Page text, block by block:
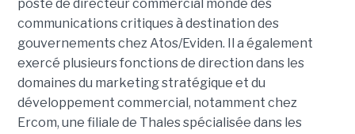
poste de directeur commercial monde des
communications critiques à destination des
gouvernements chez Atos/Eviden. Il a également
exercé plusieurs fonctions de direction dans les
domaines du marketing stratégique et du
développement commercial, notamment chez
Ercom, une filiale de Thales spécialisée dans les